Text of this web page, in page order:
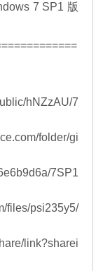
7 SP1 版
hNZzAU/7
folder/gi
7SP1
files/psi235y5/
link?sharei